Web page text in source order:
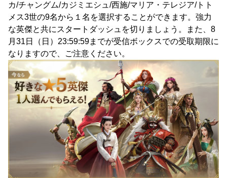
カ/チャングム/カジミエシュ/西施/マリア・テレジア/トト
メス3世の9名から１名を選択することができます。強力
な英傑と共にスタートダッシュを切りましょう。また、8
月31日（日）23:59:59までが受信ボックスでの受取期限に
なりますので、ご注意ください。